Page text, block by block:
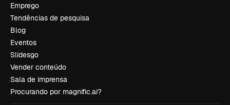
Emprego
Tendências de pesquisa
Blog
Eventos
Slidesgo
Vender conteúdo
Sala de imprensa
Procurando por magnific.ai?